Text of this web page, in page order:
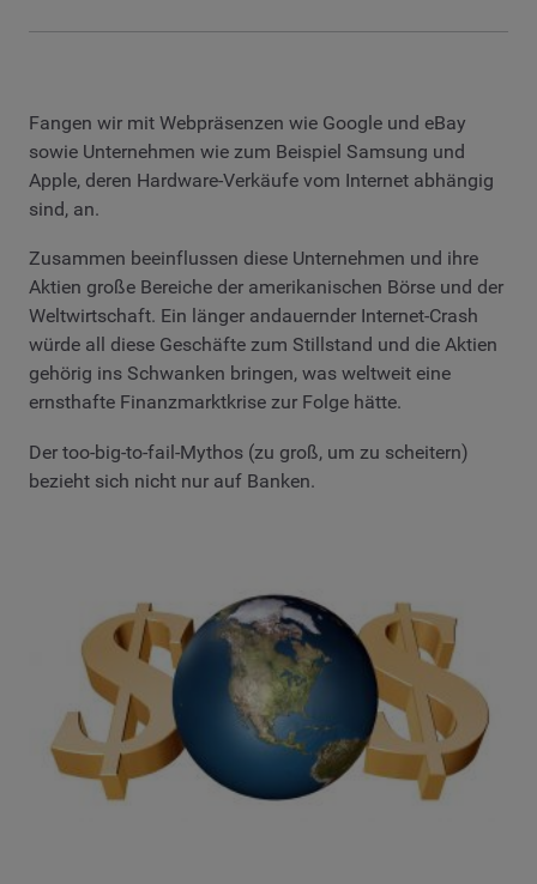
Fangen wir mit Webpräsenzen wie Google und eBay
sowie Unternehmen wie zum Beispiel Samsung und
Apple, deren Hardware-Verkäufe vom Internet abhängig
sind, an.
Zusammen beeinflussen diese Unternehmen und ihre
Aktien große Bereiche der amerikanischen Börse und der
Weltwirtschaft. Ein länger andauernder Internet-Crash
würde all diese Geschäfte zum Stillstand und die Aktien
gehörig ins Schwanken bringen, was weltweit eine
ernsthafte Finanzmarktkrise zur Folge hätte.
Der too-big-to-fail-Mythos (zu groß, um zu scheitern)
bezieht sich nicht nur auf Banken.